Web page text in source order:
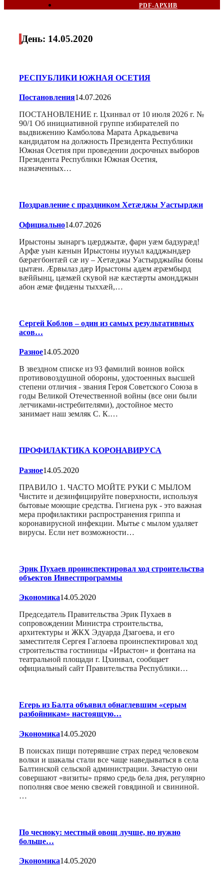
PDF-АРХИВ
День: 14.05.2020
РЕСПУБЛИКИ ЮЖНАЯ ОСЕТИЯ
Постановления14.07.2026
ПОСТАНОВЛЕНИЕ г. Цхинвал от 10 июля 2026 г. №
90/1 Об инициативной группе избирателей по
выдвижению Камболова Марата Аркадьевича
кандидатом на должность Президента Республики
Южная Осетия при проведении досрочных выборов
Президента Республики Южная Осетия,
назначенных…
Поздравление с праздником Хетæджы Уастырджи
Официально14.07.2026
Ирыстоны зынаргъ цæрджытæ, фарн уæм бадзурæд!
Арфæ уын кæнын Ирыстоны иууыл кадджындæр
бæрæгбонтæй сæ иу – Хетæджы Уастырджыйы боны
цытæн. Æрвылаз дæр Ирыстоны адæм æрæмбырд
вæййынц, цæмæй скувой нæ кæстæрты амондджын
абон æмæ фидæны тыххæй,…
Сергей Коблов – один из самых результативных
асов…
Разное14.05.2020
В звездном списке из 93 фамилий воинов войск
противовоздушной обо­роны, удостоенных высшей
степени отличия - звания Героя Советского Союза в
годы Великой Отечественной войны (все они были
летчиками-истребителями), достойное место
занимает наш земляк С. К.…
ПРОФИЛАКТИКА КОРОНАВИРУСА
Разное14.05.2020
ПРАВИЛО 1. ЧАСТО МОЙТЕ РУКИ С МЫЛОМ
Чистите и дезинфицируйте поверхности, используя
бытовые моющие средства. Гигиена рук - это важная
мера профилактики распространения гриппа и
коронавирусной инфекции. Мытье с мылом удаляет
вирусы. Если нет возможности…
Эрик Пухаев проинспектировал ход строительства
объектов Инвестпрограммы
Экономика14.05.2020
Председатель Правительства Эрик Пухаев в
сопровождении Министра строительства,
архитектуры и ЖКХ Эдуарда Дзагоева, и его
заместителя Сергея Гаглоева проинспектировал ход
строительства гостиницы «Ирыстон» и фонтана на
театральной площади г. Цхинвал, сообщает
официальный сайт Правительства Республики…
Егерь из Балта объявил обнаглевшим «серым
разбойникам» настоящую…
Экономика14.05.2020
В поисках пищи потерявшие страх перед человеком
волки и шакалы стали все чаще наведываться в села
Балтинской сельской администрации. Зачастую они
совершают «визиты» прямо средь бела дня, регулярно
пополняя свое меню свежей говядиной и свининой.
…
По чесноку: местный овощ лучше, но нужно
больше…
Экономика14.05.2020